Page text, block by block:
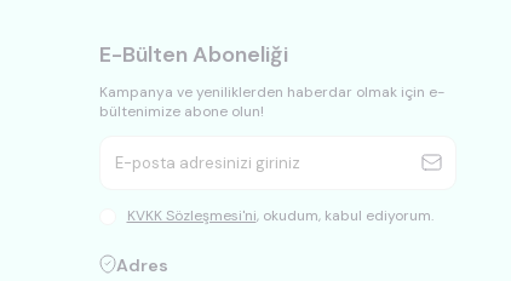
E-Bülten Aboneliği
Kampanya ve yeniliklerden haberdar olmak için e-
bültenimize abone olun!
KVKK Sözleşmesi'ni, okudum, kabul ediyorum.
Adres